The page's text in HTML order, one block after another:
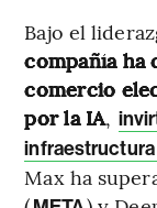
Bajo el
compañía ha
comercio
por la IA,
infraestructura
Max ha